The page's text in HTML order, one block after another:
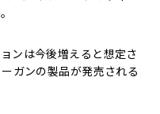
ンは今後増えると想定さ
ガンの製品が発売される